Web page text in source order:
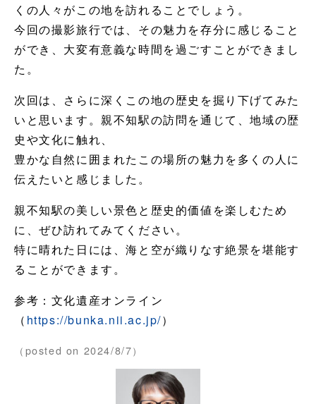
くの人々がこの地を訪れることでしょう。
今回の撮影旅行では、その魅力を存分に感じること
ができ、大変有意義な時間を過ごすことができまし
た。
次回は、さらに深くこの地の歴史を掘り下げてみた
いと思います。親不知駅の訪問を通じて、地域の歴
史や文化に触れ、
豊かな自然に囲まれたこの場所の魅力を多くの人に
伝えたいと感じました。
親不知駅の美しい景色と歴史的価値を楽しむため
に、ぜひ訪れてみてください。
特に晴れた日には、海と空が織りなす絶景を堪能す
ることができます。
参考：文化遺産オンライン
（ https://bunka.nii.ac.jp/）
（posted on 2024/8/7）